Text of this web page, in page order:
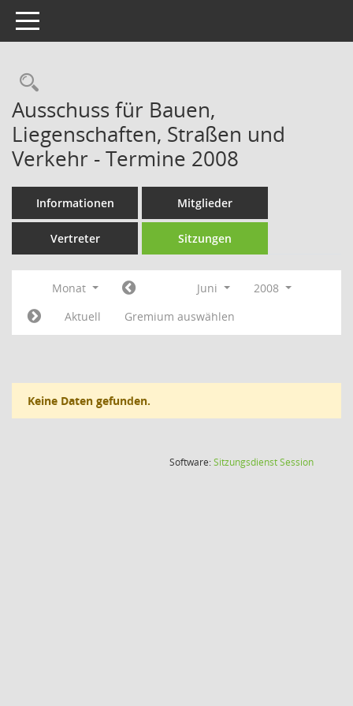
Toggle navigation
Rechercheauswahl
Ausschuss für Bauen,
Liegenschaften, Straßen und
Verkehr - Termine 2008
Informationen Mitglieder
Vertreter Sitzungen
Monat Juni
2008
Aktuell
Gremium auswählen
Keine Daten gefunden.
Software:SitzungsdienstSession(Wird in